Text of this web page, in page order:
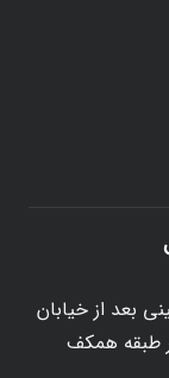
بعد از خیابان
طبقه همکف